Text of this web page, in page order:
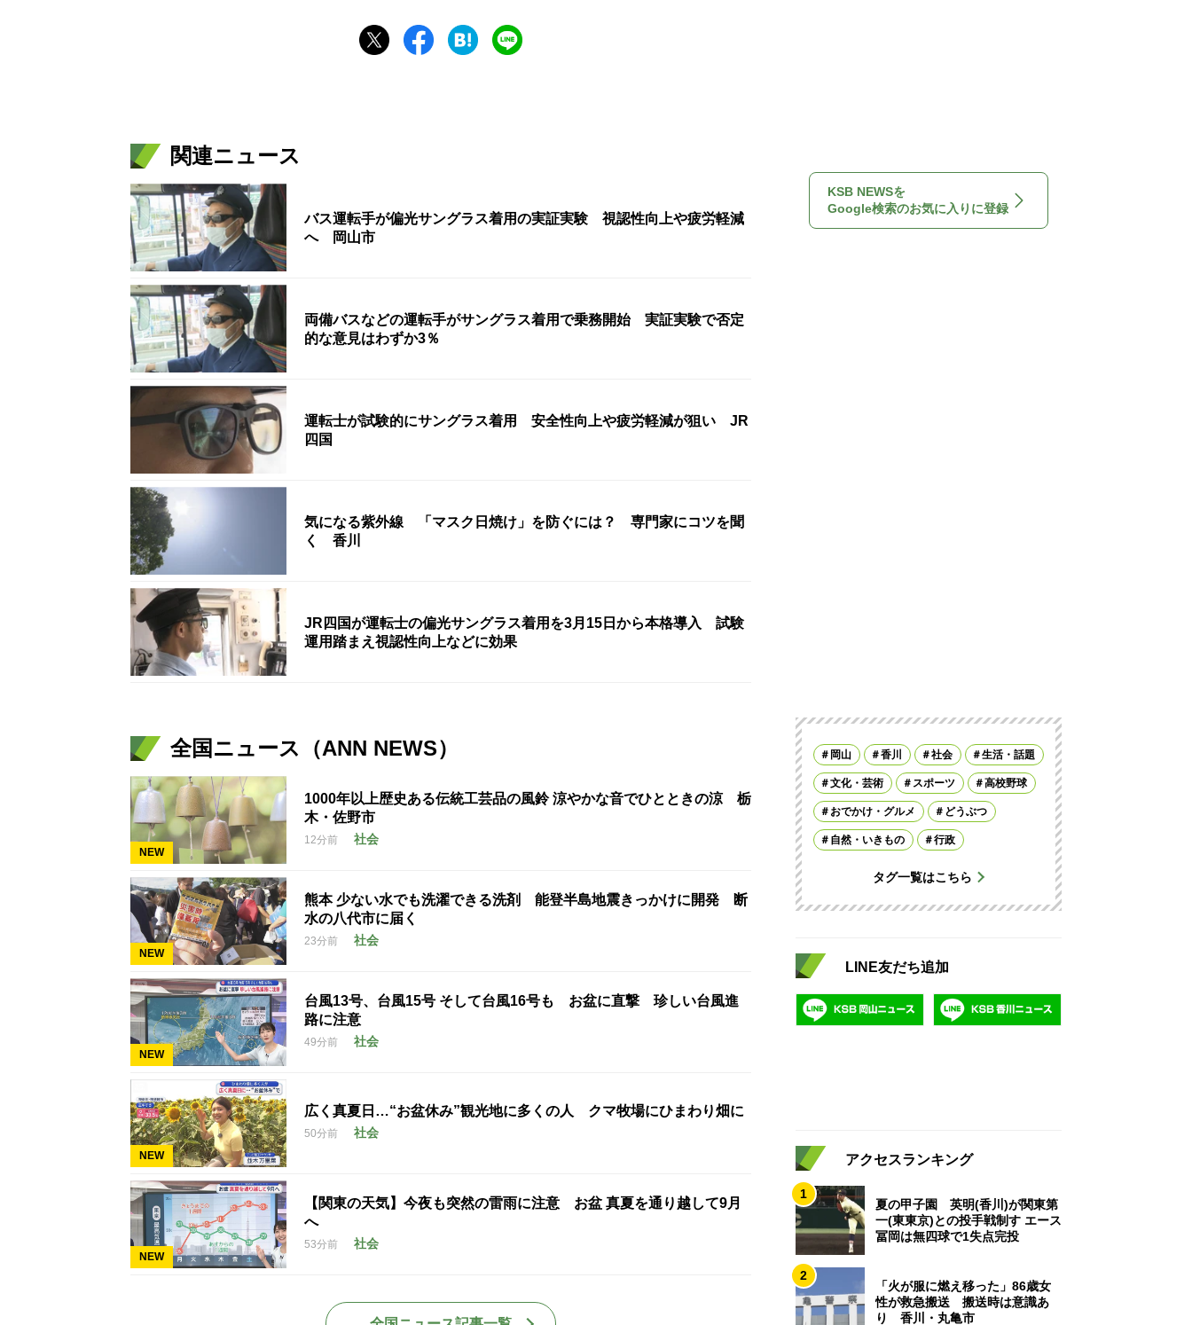
関連ニュース
バス運転手が偏光サングラス着用の実証実験 視認性向上や疲労軽減
へ 岡山市
両備バスなどの運転手がサングラス着用で乗務開始 実証実験で否定
的な意見はわずか3％
運転士が試験的にサングラス着用 安全性向上や疲労軽減が狙い JR
四国
気になる紫外線 「マスク日焼け」を防ぐには？ 専門家にコツを聞
く 香川
JR四国が運転士の偏光サングラス着用を3月15日から本格導入 試験
運用踏まえ視認性向上などに効果
全国ニュース（ANN NEWS）
NEW
1000年以上歴史ある伝統工芸品の風鈴 涼やかな音でひとときの涼 栃
木・佐野市
12分前 社会
NEW
熊本 少ない水でも洗濯できる洗剤 能登半島地震きっかけに開発 断
水の八代市に届く
23分前 社会
NEW
台風13号、台風15号 そして台風16号も お盆に直撃 珍しい台風進
路に注意
49分前 社会
NEW
広く真夏日…“お盆休み”観光地に多くの人 クマ牧場にひまわり畑に
50分前 社会
NEW
【関東の天気】今夜も突然の雷雨に注意 お盆 真夏を通り越して9月
へ
53分前 社会
KSB NEWSを
Google検索のお気に入りに登録
岡山 香川 社会 生活・話題
文化・芸術 スポーツ 高校野球
おでかけ・グルメ どうぶつ
自然・いきもの 行政
タグ一覧はこちら
LINE友だち追加
アクセスランキング
1
夏の甲子園 英明(香川)が関東第
一(東東京)との投手戦制す エース
冨岡は無四球で1失点完投
2
「火が服に燃え移った」86歳女
性が救急搬送 搬送時は意識あ
り 香川・丸亀市